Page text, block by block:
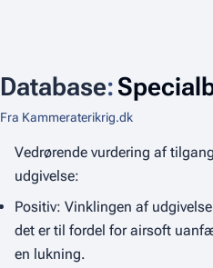
Database:
Fra Kammeraterikrig.dk
Vedrørende vurdering af
udgivelse:
Positiv: Vinklingen af
det er til fordel for airsoft
en lukning.